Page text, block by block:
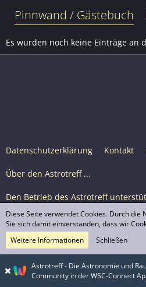
Pinnwand / Gästebuch
Es wurden noch keine Einträge an
Datenschutzerklärung Kontakt
Über den Astrotreff ...
Den Betrieb des Astrotreff
Nutzungsbedingungen
© Astrotreff 2001-
sofern für einzelne Inhalte
Astrotreff - Die Astronomie und
Community in der WSC-Connect
Diese Seite verwendet Cookies. Durch
Sie sich damit einverstanden, dass wir
Weitere Informationen
Schließen